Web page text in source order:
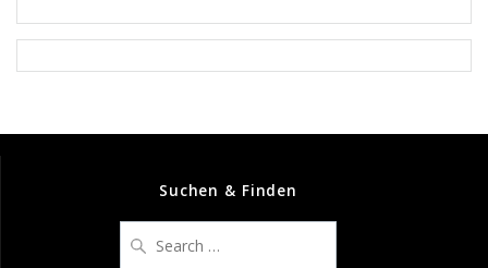
Suchen & Finden
for: